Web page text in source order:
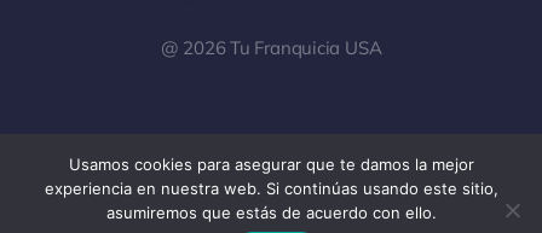
@ 2026 Tu Franquicia USA
Toggle
Navigation
Usamos cookies para asegurar que te damos la mejor
experiencia en nuestra web. Si continúas usando este sitio,
asumiremos que estás de acuerdo con ello.